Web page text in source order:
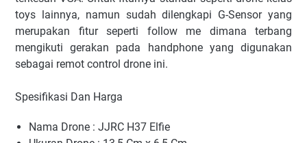
toys lainnya, namun sudah dilengkapi G-Sensor yang
merupakan fitur seperti follow me dimana terbang
mengikuti gerakan pada handphone yang digunakan
sebagai remot control drone ini.
Spesifikasi Dan Harga
Nama Drone : JJRC H37 Elfie